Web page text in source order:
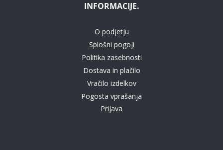
INFORMACIJE.
O podjetju
Splošni pogoji
Politika zasebnosti
Dostava in plačilo
Vračilo izdelkov
Pogosta vprašanja
Prijava